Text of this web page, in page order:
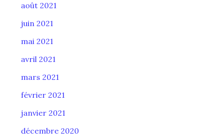
août 2021
juin 2021
mai 2021
avril 2021
mars 2021
février 2021
janvier 2021
décembre 2020